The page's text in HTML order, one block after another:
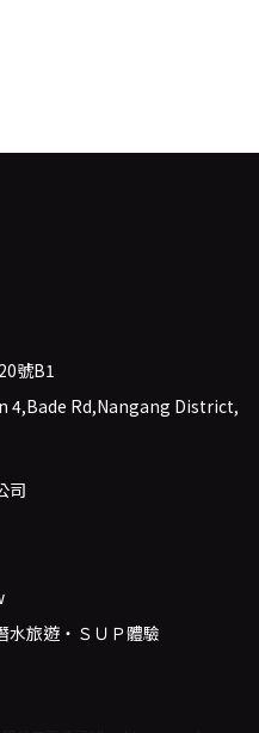
號B1
4,Bade Rd,Nangang District,
司
水旅遊・ＳＵＰ體驗